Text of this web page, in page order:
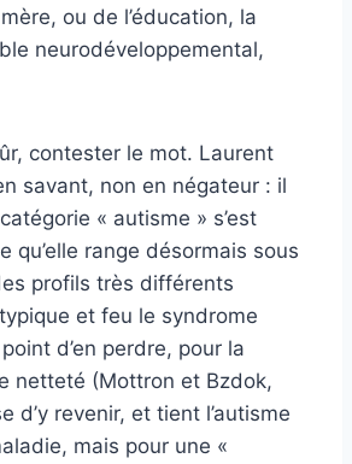
ou de l’éducation, la
neurodéveloppemental,
contester le mot. Laurent
savant, non en négateur : il
« autisme » s’est
qu’elle range désormais sous
profils très différents
et feu le syndrome
d’en perdre, pour la
netteté (Mottron et Bzdok,
d’y revenir, et tient l’autisme
mais pour une «